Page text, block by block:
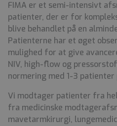
FIMA er et semi-intensivt
patienter, der er for
blive behandlet på en
Patienterne har et øget
mulighed for at give
NIV, high-flow og
normering med 1-3 patienter
Vi modtager patienter fra
fra medicinske
mavetarmkirurgi,